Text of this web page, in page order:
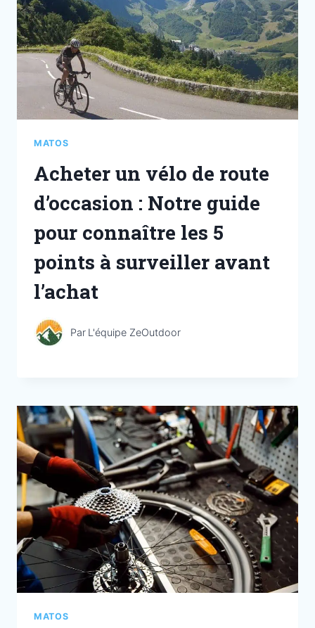
MATOS
Acheter un vélo de route
d’occasion : Notre guide
pour connaître les 5
points à surveiller avant
l’achat
Par L'équipe ZeOutdoor
MATOS